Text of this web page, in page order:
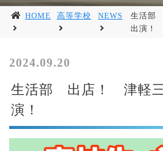
HOME 高等学校 NEWS
生活部
出演！
2024.09.20
生活部 出店！ 津軽
演！